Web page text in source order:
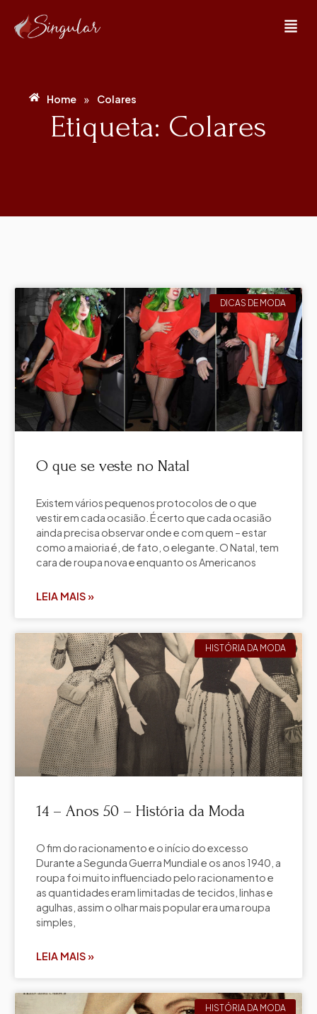
Home » Colares
Etiqueta: Colares
DICAS DE MODA
O que se veste no Natal
Existem vários pequenos protocolos de o que
vestir em cada ocasião. É certo que cada ocasião
ainda precisa observar onde e com quem – estar
como a maioria é, de fato, o elegante. O Natal, tem
cara de roupa nova e enquanto os Americanos
LEIA MAIS »
HISTÓRIA DA MODA
14 – Anos 50 – História da Moda
O fim do racionamento e o início do excesso
Durante a Segunda Guerra Mundial e os anos 1940, a
roupa foi muito influenciado pelo racionamento e
as quantidades eram limitadas de tecidos, linhas e
agulhas, assim o olhar mais popular era uma roupa
simples,
LEIA MAIS »
HISTÓRIA DA MODA